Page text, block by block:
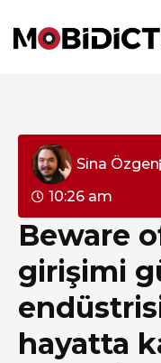
Sina Özgen
10:26 am
Beware
girişimi
hayatta